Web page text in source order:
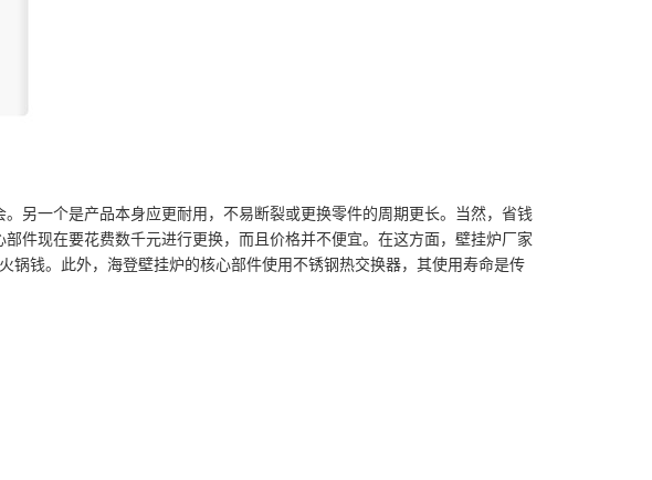
另一个是产品本身应更耐用，不易断裂或更换零件的周期更长。当然，省钱
件现在要花费数千元进行更换，而且价格并不便宜。在这方面，壁挂炉厂家
锅钱。此外，海登壁挂炉的核心部件使用不锈钢热交换器，其使用寿命是传